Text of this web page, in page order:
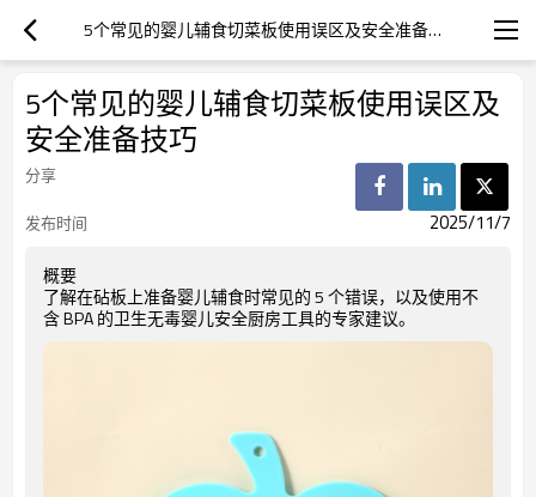
5个常见的婴儿辅食切菜板使用误区及安全准备技巧
5个常见的婴儿辅食切菜板使用误区及
安全准备技巧
分享
发布时间
2025/11/7
概要
了解在砧板上准备婴儿辅食时常见的 5 个错误，以及使用不
含 BPA 的卫生无毒婴儿安全厨房工具的专家建议。